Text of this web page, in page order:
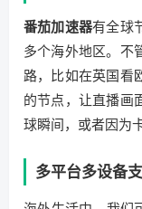
番茄加速器有全球
多个海外地区。不
路，比如在英国看
的节点，让直播画
球瞬间，或者因为
多平台多设备